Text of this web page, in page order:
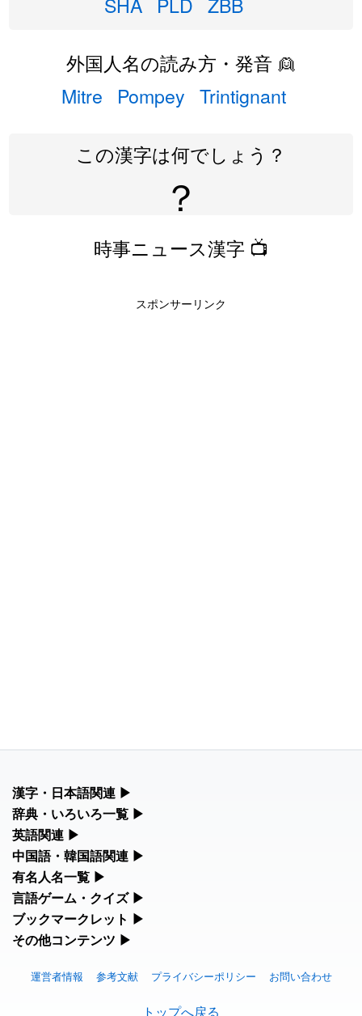
外国人名の読み方・発音 👱
Mitre
Pompey Trintignant
この漢字は何でしょう？
？
時事ニュース漢字 📺
スポンサーリンク
漢字・日本語関連 ▶
漢字の読み方検索、手書き入力、書き順練習など、日本語学習に
人名漢字辞典 - 読み方検索
漢字の書き方・書き順 書き取り練習帳
辞典・いろいろ一覧 ▶
部首・画数別の漢字一覧、熟語辞典、地名・駅名検索など、各種
リファレンスツールです。
画数別なまえ漢字一覧
英語関連 ▶
カタカナ語・略語の意味検索、発音記号、リスニング練習など英
カタカナ語の意味・発音・類語辞典
英単語リスニングテスト
イメージ化する英単語の覚え方
中国語・韓国語関連 ▶
中国語のピンイン変換、韓国語の手書き入力など、アジア言語学
手書き中国語入力 変換ツール
有名人名一覧 ▶
海外セレブやスポーツ選手の名前の読み方・発音を確認できま
海外有名人の苗字・名前一覧と発音 🔊
プレミアリーグ選手名一覧
WEリーグ選手名一覧
言語ゲーム・クイズ ▶
四字熟語パズルや漢字クイズなど、楽しみながら学べるゲームで
ブックマークレット ▶
ブラウザに登録して、どのサイトからでも漢字や英語を検索でき
漢字読み方検索ブックマークレット
その他コンテンツ ▶
す。
絵文字の意味と使い方
運営者情報 参考文献 プライバシーポリシー お問い合わせ
トップへ戻る